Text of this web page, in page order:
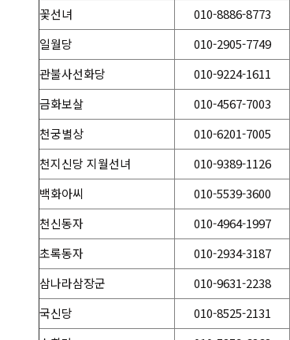
꽃선녀
010-8886-8773
일월당
010-2905-7749
관불사선화당
010-9224-1611
금화보살
010-4567-7003
천궁별상
010-6201-7005
천지신당 지월선녀
010-9389-1126
백화아씨
010-5539-3600
천신동자
010-4964-1997
초록동자
010-2934-3187
삼나라삼장군
010-9631-2238
국신당
010-8525-2131